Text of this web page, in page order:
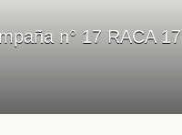
n° 17 RACA 17